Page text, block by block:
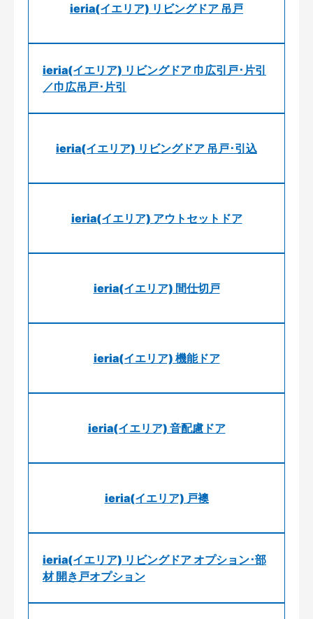
ieria(イエリア) リビングドア 吊戸
ieria(イエリア) リビングドア 巾広引戸･片引
／巾広吊戸･片引
ieria(イエリア) リビングドア 吊戸･引込
ieria(イエリア) アウトセットドア
ieria(イエリア) 間仕切戸
ieria(イエリア) 機能ドア
ieria(イエリア) 音配慮ドア
ieria(イエリア) 戸襖
ieria(イエリア) リビングドア オプション･部
材 開き戸オプション